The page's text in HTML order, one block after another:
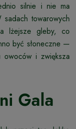
silnie i nie ma
towarowych
lżejsze gleby, co
być słoneczne —
owoców i zwiększa
Gala